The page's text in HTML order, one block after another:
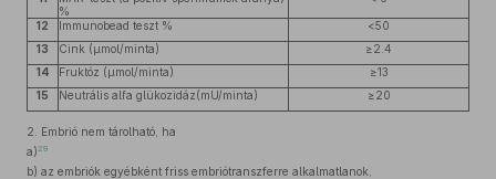
%
12 Immunobead teszt %
<50
13
Cink (µmol/minta)
≥2.4
14
Fruktóz (µmol/minta)
≥13
15
Neutrális alfa glükozidáz(mU/minta) ≥20
2.
Embrió nem tárolható, ha
a) 29
b) az embriók egyébként friss embriótranszferre alkalmatlanok,